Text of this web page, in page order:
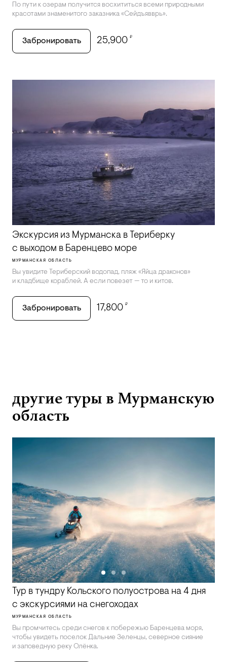
По пути к озерам получится восхититься всеми природными
красотами знаменитого заказника «Сейдъявврь».
Забронировать 25,900 ₽
Экскурсия из Мурманска в Териберку
с выходом в Баренцево море
МУРМАНСКАЯ ОБЛАСТЬ
Вы увидите Териберский водопад, пляж «Яйца драконов»
и кладбище кораблей. А если повезет — то и китов.
Забронировать 17,800 ₽
другие туры в Мурманскую
область
Тур в тундру Кольского полуострова на 4 дня
с экскурсиями на снегоходах
МУРМАНСКАЯ ОБЛАСТЬ
Вы промчитесь среди снегов к побережью Баренцева моря,
чтобы увидеть поселок Дальние Зеленцы, северное сияние
и заповедную реку Олёнка.